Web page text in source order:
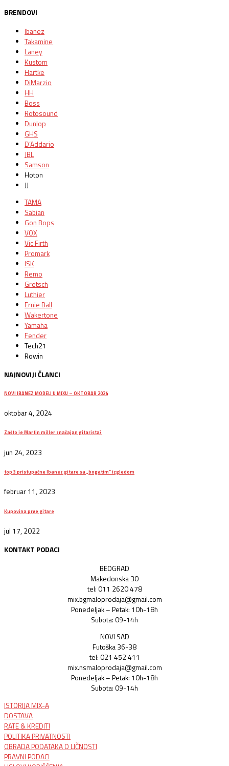
BRENDOVI
Ibanez
Takamine
Laney
Kustom
Hartke
DiMarzio
HH
Boss
Rotosound
Dunlop
GHS
D’Addario
JBL
Samson
Hoton
JJ
TAMA
Sabian
Gon Bops
VOX
Vic Firth
Promark
ISK
Remo
Gretsch
Luthier
Ernie Ball
Wakertone
Yamaha
Fender
Tech21
Rowin
NAJNOVIJI ČLANCI
NOVI IBANEZ MODELI U MIXU – OKTOBAR 2024
oktobar 4, 2024
Zašto je Martin miller značajan gitarista?
jun 24, 2023
top 3 pristupačne Ibanez gitare sa „bogatim“ izgledom
februar 11, 2023
Kupovina prve gitare
jul 17, 2022
KONTAKT PODACI
BEOGRAD
Makedonska 30
tel: 011 2620 478
mix.bgmaloprodaja@gmail.com
Ponedeljak – Petak: 10h-18h
Subota: 09-14h
NOVI SAD
Futoška 36-38
tel: 021 452 411
mix.nsmaloprodaja@gmail.com
Ponedeljak – Petak: 10h-18h
Subota: 09-14h
ISTORIJA MIX-A
DOSTAVA
RATE & KREDITI
POLITIKA PRIVATNOSTI
OBRADA PODATAKA O LIČNOSTI
PRAVNI PODACI